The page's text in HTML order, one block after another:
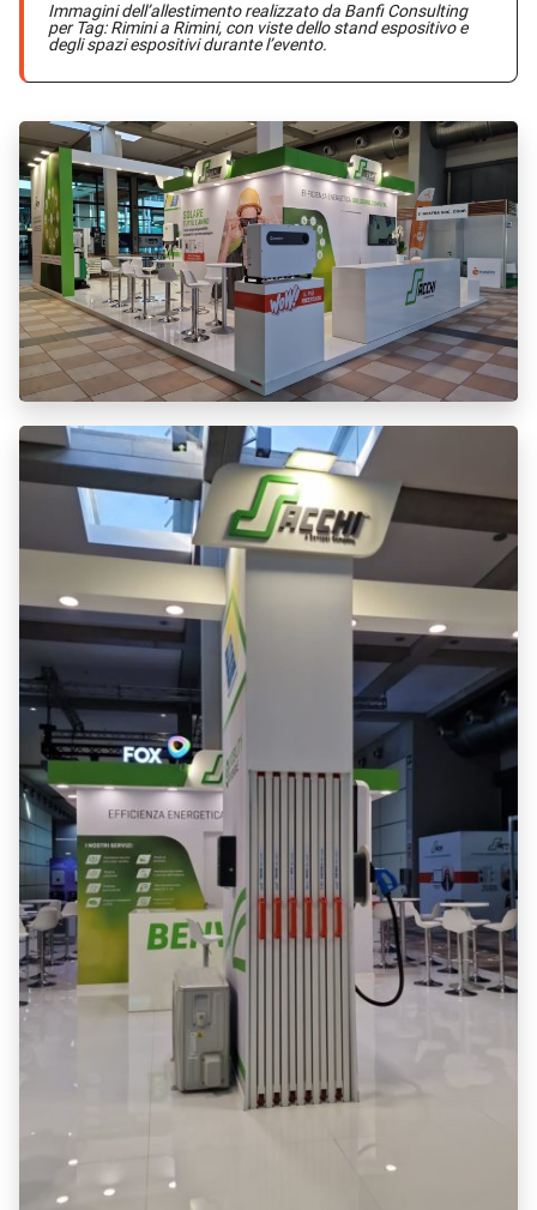
Immagini dell’allestimento realizzato da Banfi Consulting
per Tag: Rimini a Rimini, con viste dello stand espositivo e
degli spazi espositivi durante l’evento.